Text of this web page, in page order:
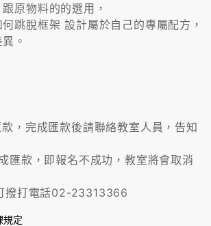
原物料的的選用，
跳脫框架 設計屬於自己的專屬配方，
。
，完成匯款後請聯絡教室人員，告知
匯款，即報名不成功，教室將會取消
撥打電話02-23313366
規定